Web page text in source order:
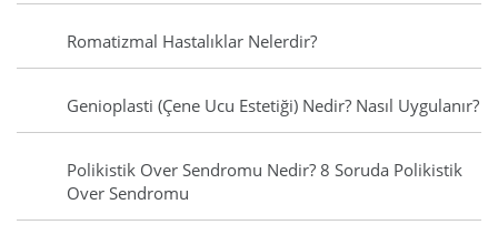
Romatizmal Hastalıklar Nelerdir?
Genioplasti (Çene Ucu Estetiği) Nedir? Nasıl Uygulanır?
Polikistik Over Sendromu Nedir? 8 Soruda Polikistik
Over Sendromu